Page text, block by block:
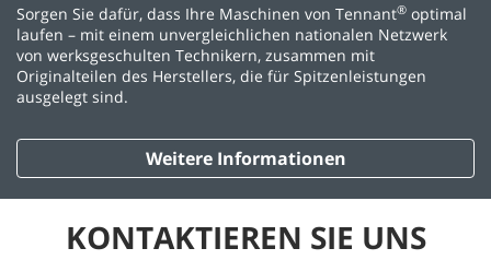
Sorgen Sie dafür, dass Ihre Maschinen von Tennant® optimal
laufen – mit einem unvergleichlichen nationalen Netzwerk
von werksgeschulten Technikern, zusammen mit
Originalteilen des Herstellers, die für Spitzenleistungen
ausgelegt sind.
Weitere Informationen
KONTAKTIEREN SIE UNS